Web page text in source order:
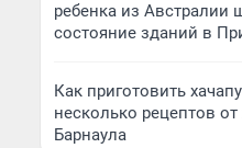
ребенка из Австралии
состояние зданий в
Как приготовить
несколько рецептов
Барнаула